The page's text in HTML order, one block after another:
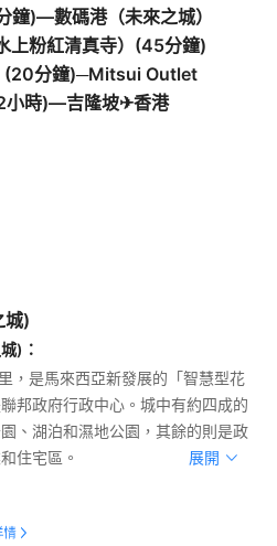
鐘)—數碼港（未來之城）
上粉紅清真寺）(45分鐘)
(20分鐘)─Mitsui Outlet
小時)—吉隆坡✈香港
城)
) ：
，是馬來西亞新發展的「智慧型花
邦政府行政中心。城中有約四成的
、湖泊和濕地公園，其餘的則是政
住宅區。
展開